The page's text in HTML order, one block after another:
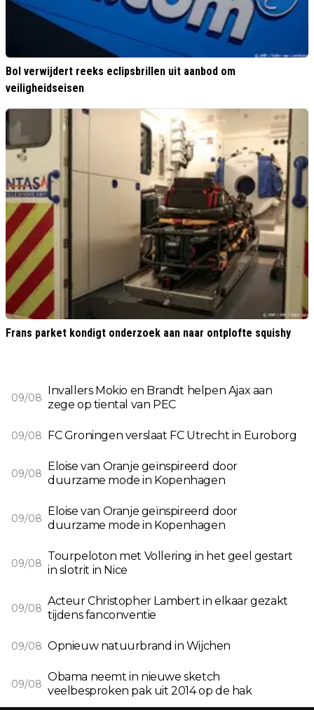
Bol verwijdert reeks eclipsbrillen uit aanbod om
veiligheidseisen
Frans parket kondigt onderzoek aan naar ontplofte squishy
09/08
Invallers Mokio en Brandt helpen Ajax aan
zege op tiental van PEC
09/08 FC Groningen verslaat FC Utrecht in Euroborg
09/08
Eloise van Oranje geïnspireerd door
duurzame mode in Kopenhagen
09/08
Eloise van Oranje geïnspireerd door
duurzame mode in Kopenhagen
09/08
Tourpeloton met Vollering in het geel gestart
in slotrit in Nice
09/08
Acteur Christopher Lambert in elkaar gezakt
tijdens fanconventie
09/08 Opnieuw natuurbrand in Wijchen
09/08
Obama neemt in nieuwe sketch
veelbesproken pak uit 2014 op de hak